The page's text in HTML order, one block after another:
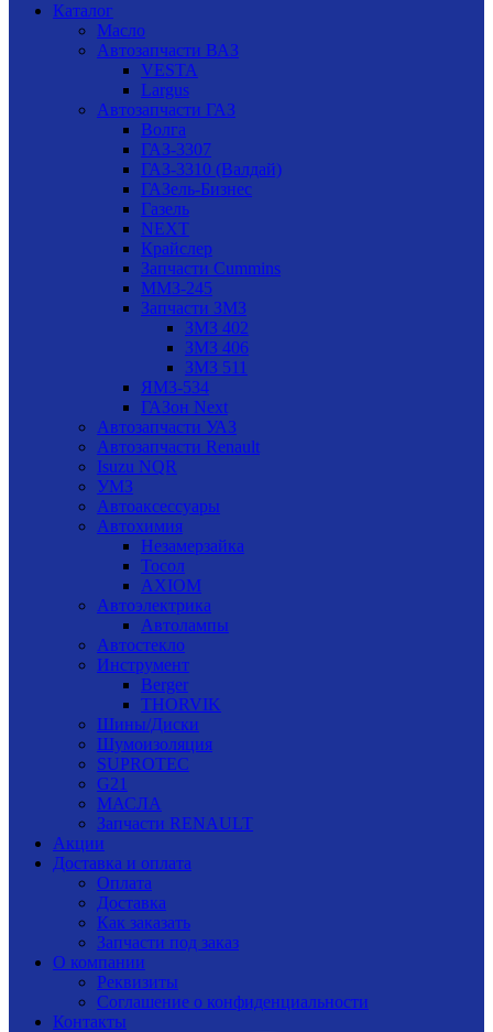
Каталог
Масло
Автозапчасти ВАЗ
VESTA
Largus
Автозапчасти ГАЗ
Волга
ГАЗ-3307
ГАЗ-3310 (Валдай)
ГАЗель-Бизнес
Газель
NEXT
Крайслер
Запчасти Cummins
ММЗ-245
Запчасти ЗМЗ
ЗМЗ 402
ЗМЗ 406
ЗМЗ 511
ЯМЗ-534
ГАЗон Next
Автозапчасти УАЗ
Автозапчасти Renault
Isuzu NQR
УМЗ
Автоаксессуары
Автохимия
Незамерзайка
Тосол
AXIOM
Автоэлектрика
Автолампы
Автостекло
Инструмент
Berger
THORVIK
Шины/Диски
Шумоизоляция
SUPROTEC
G21
МАСЛА
Запчасти RENAULT
Акции
Доставка и оплата
Оплата
Доставка
Как заказать
Запчасти под заказ
О компании
Реквизиты
Соглашение о конфиденциальности
Контакты